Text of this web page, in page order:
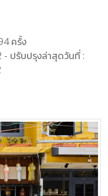
ครั้ง
ปรับปรุงล่าสุดวันที่ :